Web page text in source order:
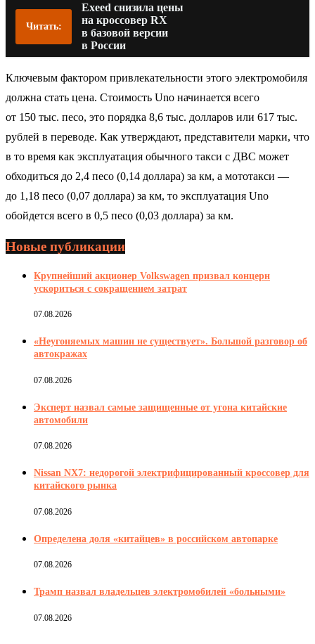
Читать:
Exeed снизила цены
на кроссовер RX
в базовой версии
в России
Ключевым фактором привлекательности этого электромобиля
должна стать цена. Стоимость Uno начинается всего
от 150 тыс. песо, это порядка 8,6 тыс. долларов или 617 тыс.
рублей в переводе. Как утверждают, представители марки, что
в то время как эксплуатация обычного такси с ДВС может
обходиться до 2,4 песо (0,14 доллара) за км, а мототакси —
до 1,18 песо (0,07 доллара) за км, то эксплуатация Uno
обойдется всего в 0,5 песо (0,03 доллара) за км.
Новые публикации
Крупнейший акционер Volkswagen призвал концерн
ускориться с сокращением затрат
07.08.2026
«Неугоняемых машин не существует». Большой разговор об
автокражах
07.08.2026
Эксперт назвал самые защищенные от угона китайские
автомобили
07.08.2026
Nissan NX7: недорогой электрифицированный кроссовер для
китайского рынка
07.08.2026
Определена доля «китайцев» в российском автопарке
07.08.2026
Трамп назвал владельцев электромобилей «больными»
07.08.2026